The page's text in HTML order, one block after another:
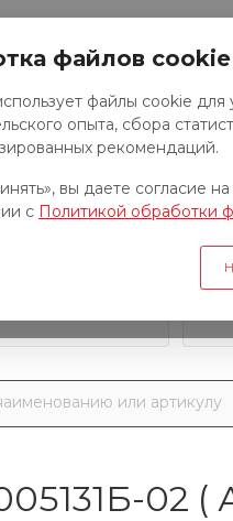
О
02
файлов cookie
файлы cookie для
опыта, сбора
рекомендаций.
вы даете согласие
с Политикой обработки